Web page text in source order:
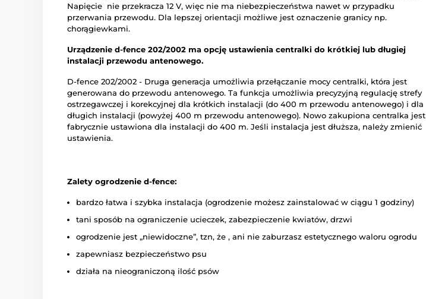
Napięcie nie przekracza 12 V, więc nie ma niebezpieczeństwa nawet w przypadku
przerwania przewodu. Dla lepszej orientacji możliwe jest oznaczenie granicy np.
chorągiewkami.
Urządzenie d-fence 202/2002 ma opcję ustawienia centralki do krótkiej lub długiej
instalacji przewodu antenowego.
D-fence 202/2002 - Druga generacja umożliwia przełączanie mocy centralki, która jest
generowana do przewodu antenowego. Ta funkcja umożliwia precyzyjną regulację strefy
ostrzegawczej i korekcyjnej dla krótkich instalacji (do 400 m przewodu antenowego) i dla
długich instalacji (powyżej 400 m przewodu antenowego). Nowo zakupiona centralka jest
fabrycznie ustawiona dla instalacji do 400 m. Jeśli instalacja jest dłuższa, należy zmienić
ustawienia.
Zalety ogrodzenie d-fence:
bardzo łatwa i szybka instalacja (ogrodzenie możesz zainstalować w ciągu 1 godziny)
tani sposób na ograniczenie ucieczek, zabezpieczenie kwiatów, drzwi
ogrodzenie jest „niewidoczne”, tzn, że , ani nie zaburzasz estetycznego waloru ogrodu
zapewniasz bezpieczeństwo psu
działa na nieograniczoną ilość psów